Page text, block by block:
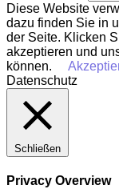
Diese Website
dazu finden Sie in
der Seite. Klicken
akzeptieren und
können.
Datenschutz
Schließen
Privacy Overview